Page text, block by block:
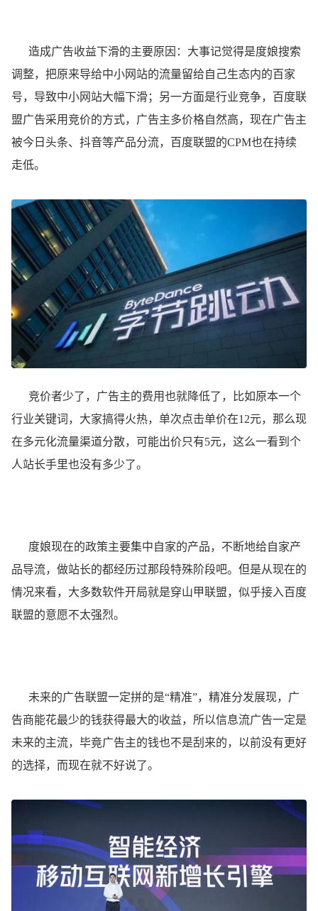
造成广告收益下滑的主要原因：大事记觉得是度娘搜索
调整，把原来导给中小网站的流量留给自己生态内的百家
号，导致中小网站大幅下滑；另一方面是行业竞争，百度联
盟广告采用竞价的方式，广告主多价格自然高，现在广告主
被今日头条、抖音等产品分流，百度联盟的CPM也在持续
走低。
竞价者少了，广告主的费用也就降低了，比如原本一个
行业关键词，大家搞得火热，单次点击单价在12元，那么现
在多元化流量渠道分散，可能出价只有5元，这么一看到个
人站长手里也没有多少了。
度娘现在的政策主要集中自家的产品，不断地给自家产
品导流，做站长的都经历过那段特殊阶段吧。但是从现在的
情况来看，大多数软件开局就是穿山甲联盟，似乎接入百度
联盟的意愿不太强烈。
未来的广告联盟一定拼的是“精准”，精准分发展现，广
告商能花最少的钱获得最大的收益，所以信息流广告一定是
未来的主流，毕竟广告主的钱也不是刮来的，以前没有更好
的选择，而现在就不好说了。